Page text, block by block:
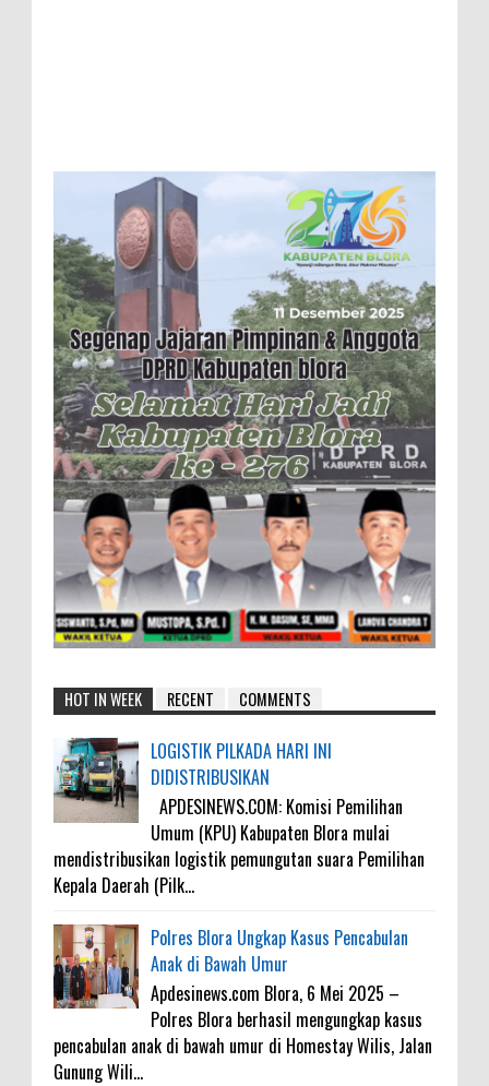
HOT IN WEEK RECENT COMMENTS
LOGISTIK PILKADA HARI INI
DIDISTRIBUSIKAN
APDESINEWS.COM: Komisi Pemilihan
Umum (KPU) Kabupaten Blora mulai
mendistribusikan logistik pemungutan suara Pemilihan
Kepala Daerah (Pilk...
Polres Blora Ungkap Kasus Pencabulan
Anak di Bawah Umur
Apdesinews.com Blora, 6 Mei 2025 –
Polres Blora berhasil mengungkap kasus
pencabulan anak di bawah umur di Homestay Wilis, Jalan
Gunung Wili...